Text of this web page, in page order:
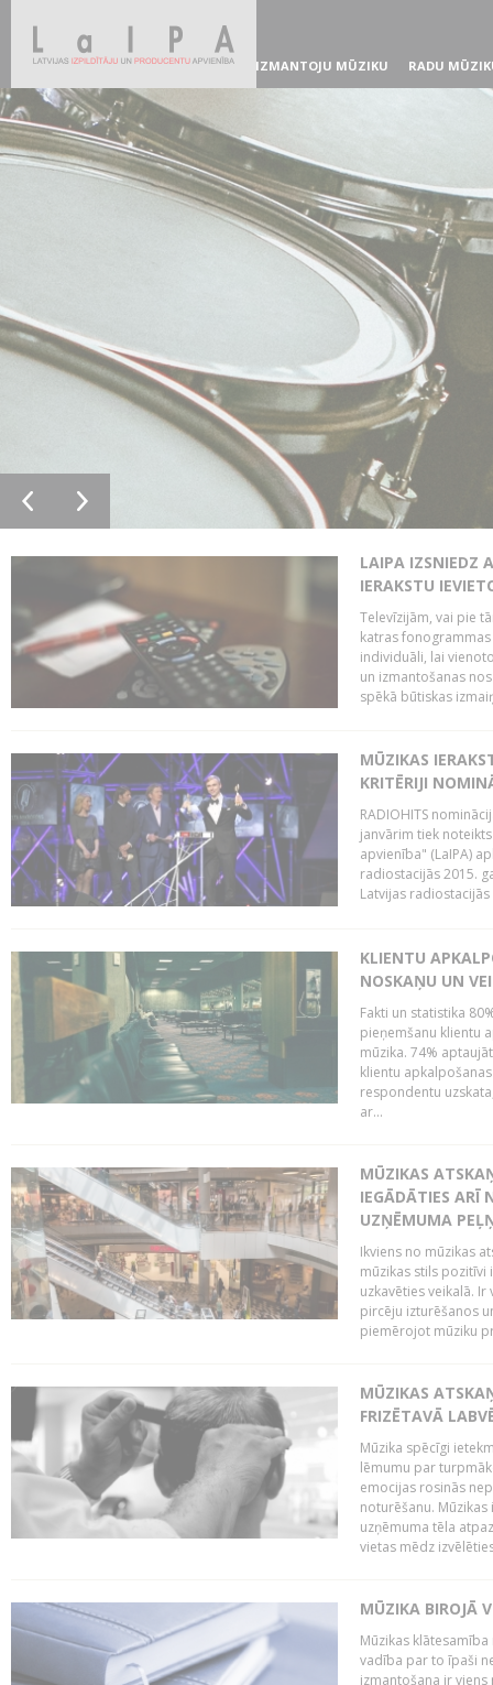
IZMANTOJU MŪZIKU RADU
LAIPA IZSNIEDZ
IERAKSTU
Televīzijām, vai pie
katras
individuāli, lai
un izmantošanas
spēkā būtiskas
MŪZIKAS
KRITĒRIJI
RADIOHITS
janvārim tiek
apvienība" (LaIPA)
radiostacijās 2015.
Latvijas
KLIENTU
NOSKAŅU UN
Fakti un statistika
pieņemšanu klientu
mūzika. 74%
klientu
respondentu
ar...
MŪZIKAS
IEGĀDĀTIES ARĪ
UZŅĒMUMA
Ikviens no mūzikas
mūzikas stils pozitīvi
uzkavēties veikalā.
pircēju izturēšanos
piemērojot mūziku
MŪZIKAS
FRIZĒTAVĀ
Mūzika spēcīgi
lēmumu par
emocijas rosinās
noturēšanu.
uzņēmuma tēla
vietas mēdz
MŪZIKA BIROJĀ
Mūzikas
vadība par to īpaši
izmantošana ir